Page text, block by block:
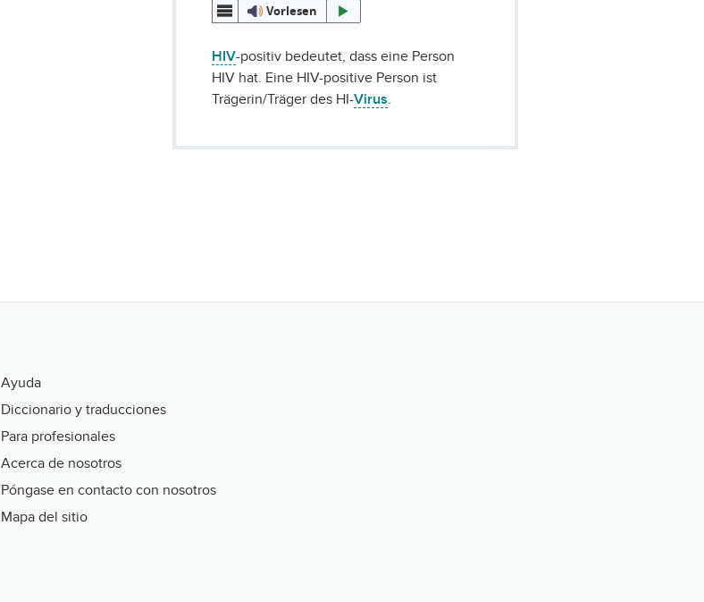
Vorlesen
HIV-positiv bedeutet, dass eine Person
HIV hat. Eine HIV-positive Person ist
Trägerin/Träger des HI-Virus.
Ayuda
Diccionario y traducciones
Para profesionales
Acerca de nosotros
Póngase en contacto con nosotros
Mapa del sitio